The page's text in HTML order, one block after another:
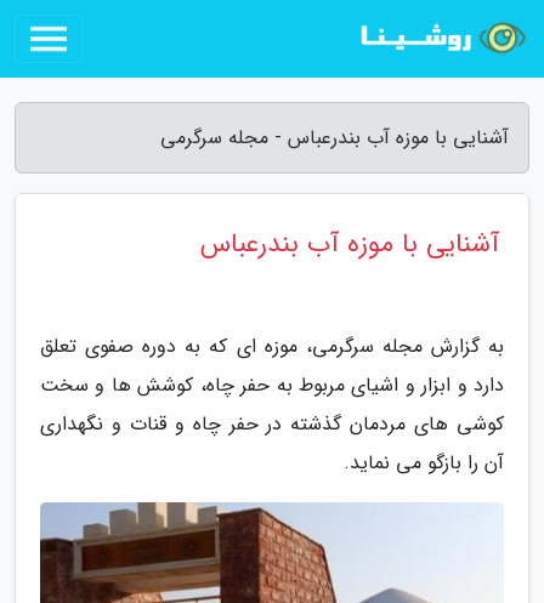
آشنایی با موزه آب بندرعباس - مجله سرگرمی
آشنایی با موزه آب بندرعباس
به گزارش مجله سرگرمی، موزه ای که به دوره صفوی تعلق
دارد و ابزار و اشیای مربوط به حفر چاه، کوشش ها و سخت
کوشی های مردمان گذشته در حفر چاه و قنات و نگهداری
آن را بازگو می نماید.